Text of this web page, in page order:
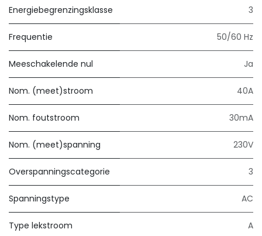
Energiebegrenzingsklasse 3
Frequentie 50/60 Hz
Meeschakelende nul Ja
Nom. (meet)stroom 40A
Nom. foutstroom 30mA
Nom. (meet)spanning 230V
Overspanningscategorie 3
Spanningstype AC
Type lekstroom A